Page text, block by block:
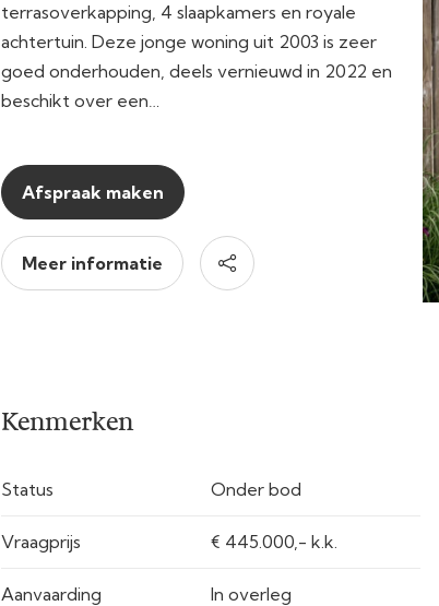
terrasoverkapping, 4 slaapkamers en royale
achtertuin. Deze jonge woning uit 2003 is zeer
goed onderhouden, deels vernieuwd in 2022 en
beschikt over een…
Afspraak maken
Meer informatie
Kenmerken
Status Onder bod
Vraagprijs € 445.000,- k.k.
Aanvaarding In overleg